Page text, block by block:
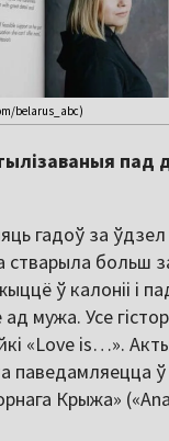
belarus_abc)
пад
гадоў за
стварыла больш
ў калоніі і
мужа. Усе
«Love is…».
паведамляецца
Крыжа»